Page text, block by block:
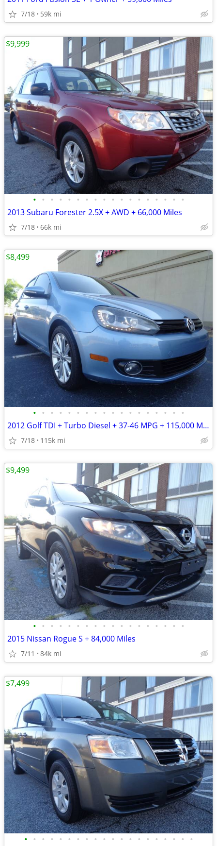
7/18 59k mi
• • • • • • • • • • • • • • • • • •
2013 Subaru Forester 2.5X + AWD + 66,000 Miles
7/18 66k mi
$9,999
• • • • • • • • • • • • • • • • • •
2012 Golf TDI + Turbo Diesel + 37-46 MPG + 115,000 Miles
7/18 115k mi
$8,499
• • • • • • • • • • • • • • • • • •
2015 Nissan Rogue S + 84,000 Miles
7/11 84k mi
$9,499
• • • • • • • • • • • • • • • • • • • •
$7,499